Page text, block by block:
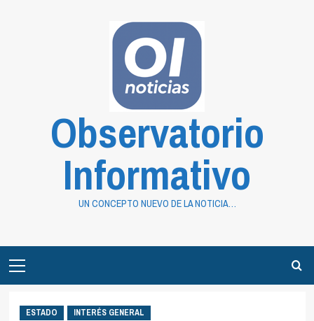
Observatorio
Informativo
UN CONCEPTO NUEVO DE LA NOTICIA…
Menu
ESTADO INTERÉS GENERAL